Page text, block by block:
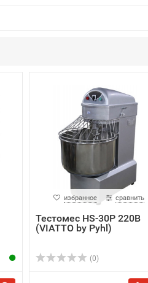
избранное сравнить
Тестомес HS-30P 220В
(VIATTO by Pyhl)
(0)